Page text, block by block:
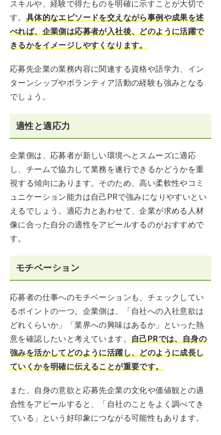
スキルや、経験で得たものを明確に示すことが大切で
す。 具体的なエピソードを交えながら事例や成果を述
べれば、企業側は応募者が入社後、どのように活躍で
きるかをイメージしやすくなります。
応募先企業の業務内容に関連する資格や語学力、イン
ターンシップやボランティア活動の経験も強みとなる
でしょう。
適性と適応力
企業側は、応募者が新しい環境へとスムーズに適応
し、チームで協力して業務を遂行できるかどうかを重
視する傾向にあります。そのため、高い柔軟性やコミ
ュニケーション能力は自己PRで強みになりやすいとい
えるでしょう。適応力とあわせて、企業が求める人材
像に合った自分の適性をアピールするのがおすすめで
す。
モチベーション
応募者の仕事へのモチベーションも、チェックしてい
るポイントの一つ。企業側は、「自社への入社意欲は
どれくらいか」「業界への興味はあるか」といった熱
意を確認したいと考えています。
自己PRでは、自身の
強みを活かしてどのように活躍し、どのように成長し
ていくかを明確に伝えることが重要です。
また、自身の意欲と応募先企業の文化や価値観との適
合性をアピールすると、「自社のことをよく調べてき
ている」という好印象につながる可能性もあります。